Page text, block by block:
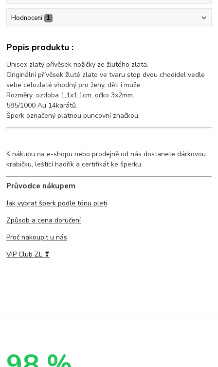
Hodnocení 1
Popis produktu :
Unisex zlatý přívěsek nožičky ze žlutého zlata.
Originální přívěsek žluté zlato ve tvaru stop dvou chodidel vedle
sebe celozlaté vhodný pro ženy, děti i muže.
Rozměry: ozdoba 1,1x1,1cm, očko 3x2mm.
585/1000 Au 14karátů.
Šperk označený platnou puncovní značkou.
K nákupu na e-shopu nebo prodejně od nás dostanete dárkovou
krabičku, leštící hadřík a certifikát ke šperku.
Průvodce nákupem
Jak vybrat šperk podle tónu pleti
Způsob a cena doručení
Proč nakoupit u nás
VIP Club ZL ❣